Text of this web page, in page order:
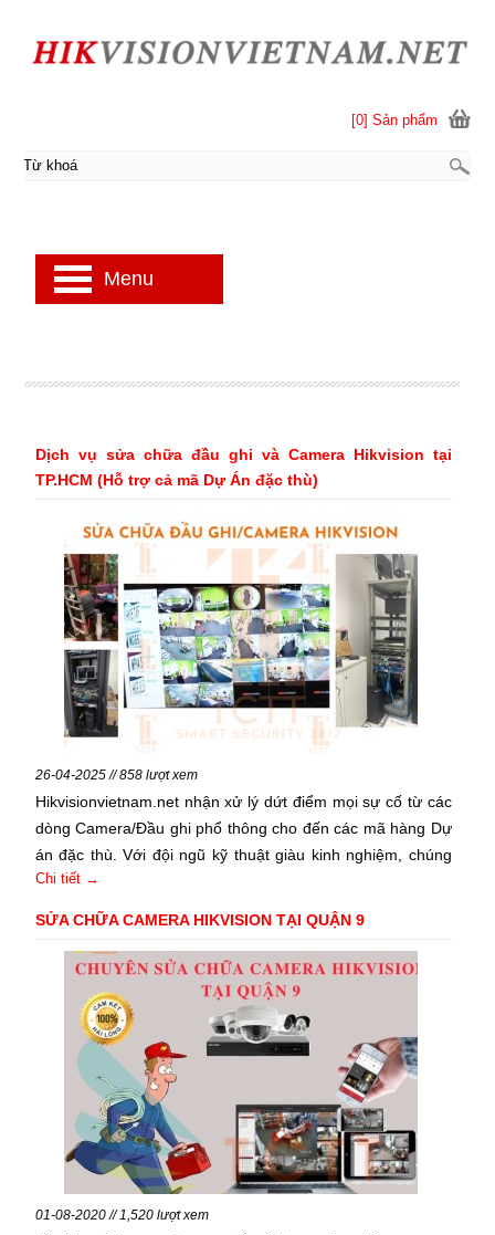
Dịch vụ sửa chữa đầu ghi và Camera Hikvision tại
TP.HCM (Hỗ trợ cả mã Dự Án đặc thù)
26-04-2025 // 858 lượt xem
Hikvisionvietnam.net nhận xử lý dứt điểm mọi sự cố từ các
dòng Camera/Đầu ghi phổ thông cho đến các mã hàng Dự
án đặc thù. Với đội ngũ kỹ thuật giàu kinh nghiệm, chúng
tôi cam kết khôi phục hệ thống an ninh của bạn trong thời
gian ngắn nhất.
Chi tiết →
SỬA CHỮA CAMERA HIKVISION TẠI QUẬN 9
01-08-2020 // 1,520 lượt xem
[0] Sản phẩm
Menu